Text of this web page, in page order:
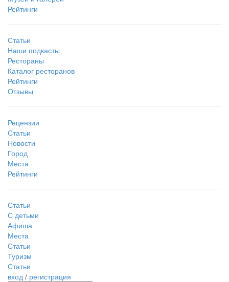
Рейтинги
Статьи
Наши подкасты
Рестораны
Каталог ресторанов
Рейтинги
Отзывы
Рецензии
Статьи
Новости
Город
Места
Рейтинги
Статьи
С детьми
Афиша
Места
Статьи
Туризм
Статьи
вход / регистрация